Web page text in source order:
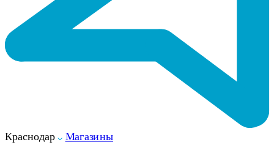
Краснодар
Магазины